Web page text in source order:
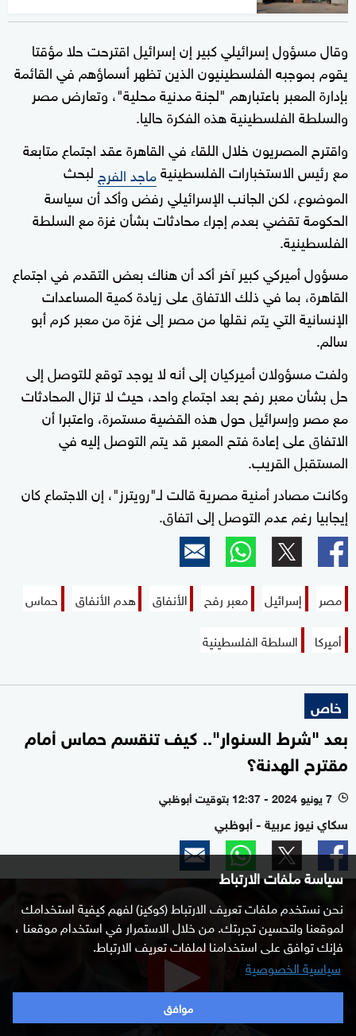
سياسة ملفات الارتباط
نحن نستخدم ملفات تعريف الارتباط (كوكيز) لفهم كيفية استخدامك
لموقعنا ولتحسين تجربتك. من خلال الاستمرار في استخدام موقعنا ،
فإنك توافق على استخدامنا لملفات تعريف الارتباط.
سياسية الخصوصية
موافق
وقال مسؤول إسرائيلي كبير إن إسرائيل اقترحت حلا مؤقتا
يقوم بموجبه الفلسطينيون الذين تظهر أسماؤهم في القائمة
بإدارة المعبر باعتبارهم "لجنة مدنية محلية"، وتعارض مصر
والسلطة الفلسطينية هذه الفكرة حاليا.
واقترح المصريون خلال اللقاء في القاهرة عقد اجتماع متابعة
مع رئيس الاستخبارات الفلسطينيةماجد الفرج لبحث
الموضوع، لكن الجانب الإسرائيلي رفض وأكد أن سياسة
الحكومة تقضي بعدم إجراء محادثات بشأن غزة مع السلطة
الفلسطينية.
مسؤول أميركي كبير آخر أكد أن هناك بعض التقدم في اجتماع
القاهرة، بما في ذلك الاتفاق على زيادة كمية المساعدات
الإنسانية التي يتم نقلها من مصر إلى غزة من معبر كرم أبو
سالم.
ولفت مسؤولان أميركيان إلى أنه لا يوجد توقع للتوصل إلى
حل بشأن معبر رفح بعد اجتماع واحد، حيث لا تزال المحادثات
مع مصر وإسرائيل حول هذه القضية مستمرة، واعتبرا أن
الاتفاق على إعادة فتح المعبر قد يتم التوصل إليه في
المستقبل القريب.
وكانت مصادر أمنية مصرية قالت لـ"رويترز"، إن الاجتماع كان
إيجابيا رغم عدم التوصل إلى اتفاق.
مصر إسرائيل معبر رفح الأنفاق هدم الأنفاق
حماس
أميركا
السلطة الفلسطينية
خاص
بعد "شرط السنوار".. كيف تنقسم حماس أمام
مقترح الهدنة؟
l 7 يونيو 2024 - 12:37 بتوقيت أبوظبي
سكاي نيوز عربية - أبوظبي
minutes,